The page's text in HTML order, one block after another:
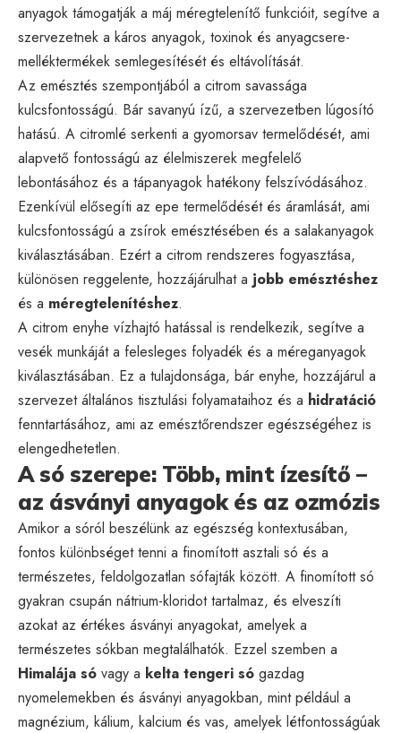
anyagok támogatják a máj méregtelenítő funkcióit, segítve a
szervezetnek a káros anyagok, toxinok és anyagcsere-
melléktermékek semlegesítését és eltávolítását.
Az emésztés szempontjából a citrom savassága
kulcsfontosságú. Bár savanyú ízű, a szervezetben lúgosító
hatású. A citromlé serkenti a gyomorsav termelődését, ami
alapvető fontosságú az élelmiszerek megfelelő
lebontásához és a tápanyagok hatékony felszívódásához.
Ezenkívül elősegíti az epe termelődését és áramlását, ami
kulcsfontosságú a zsírok emésztésében és a salakanyagok
kiválasztásában. Ezért a citrom rendszeres fogyasztása,
különösen reggelente, hozzájárulhat a jobb emésztéshez
és a méregtelenítéshez.
A citrom enyhe vízhajtó hatással is rendelkezik, segítve a
vesék munkáját a felesleges folyadék és a méreganyagok
kiválasztásában. Ez a tulajdonsága, bár enyhe, hozzájárul a
szervezet általános tisztulási folyamataihoz és a hidratáció
fenntartásához, ami az emésztőrendszer egészségéhez is
elengedhetetlen.
A só szerepe: Több, mint ízesítő –
az ásványi anyagok és az ozmózis
Amikor a sóról beszélünk az egészség kontextusában,
fontos különbséget tenni a finomított asztali só és a
természetes, feldolgozatlan sófajták között. A finomított só
gyakran csupán nátrium-kloridot tartalmaz, és elveszíti
azokat az értékes ásványi anyagokat, amelyek a
természetes sókban megtalálhatók. Ezzel szemben a
Himalája só vagy a kelta tengeri só gazdag
nyomelemekben és ásványi anyagokban, mint például a
magnézium, kálium, kalcium és vas, amelyek létfontosságúak